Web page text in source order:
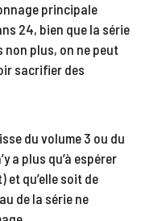
principale
24, bien que la série
non plus, on ne peut
sacrifier des
du volume 3 ou du
a plus qu’à espérer
et qu’elle soit de
de la série ne